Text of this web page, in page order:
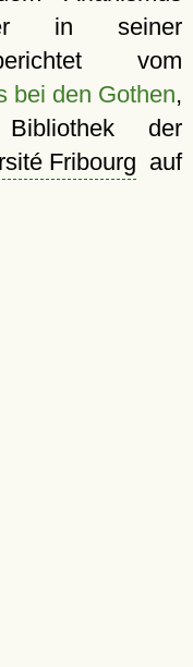
in seiner
vom
bei den Gothen,
der
Fribourg auf